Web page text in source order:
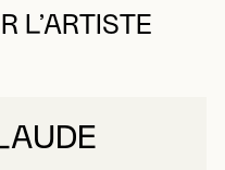
L’ARTISTE